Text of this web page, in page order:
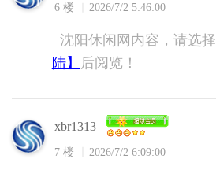
6 楼 2026/7/2 5:46:00
沈阳休闲网内容，请选择
陆】
后阅览！
xbr1313
7 楼 2026/7/2 6:09:00